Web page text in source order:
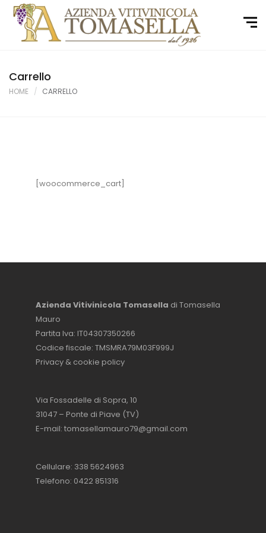
Carrello
HOME CARRELLO
[woocommerce_cart]
Azienda Vitivinicola Tomasella di Tomasella
Mauro
Partita Iva: IT04307350266
Codice fiscale: TMSMRA79M03F999J
Privacy & cookie policy
Via Fossadelle di Sopra, 10
31047 – Ponte di Piave (TV)
E-mail: tomasellamauro79@gmail.com
Cellulare: 338 5624963
Telefono: 0422 851316